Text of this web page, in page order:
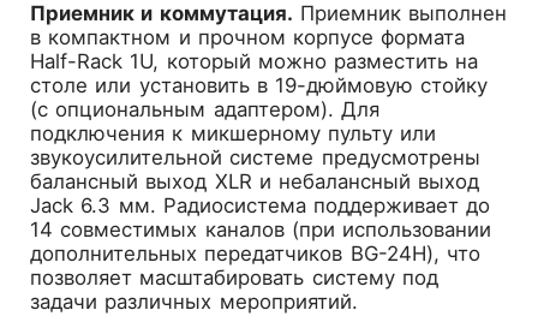
Приемник и коммутация. Приемник выполнен
в компактном и прочном корпусе формата
Half-Rack 1U, который можно разместить на
столе или установить в 19-дюймовую стойку
(с опциональным адаптером). Для
подключения к микшерному пульту или
звукоусилительной системе предусмотрены
балансный выход XLR и небалансный выход
Jack 6.3 мм. Радиосистема поддерживает до
14 совместимых каналов (при использовании
дополнительных передатчиков BG-24H), что
позволяет масштабировать систему под
задачи различных мероприятий.